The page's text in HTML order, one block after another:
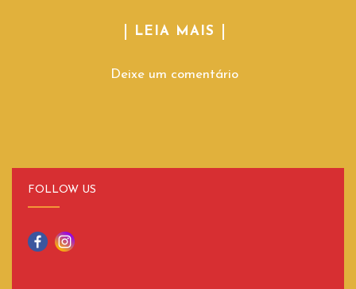
LEIA MAIS
Deixe um comentário
FOLLOW US